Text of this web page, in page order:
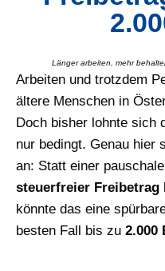
Länger arbeiten, mehr
Arbeiten und trotzdem
ältere Menschen in
Doch bisher lohnte sich
nur bedingt. Genau hier
an: Statt einer
steuerfreier Freibetrag
könnte das eine
besten Fall bis zu 2.000